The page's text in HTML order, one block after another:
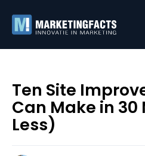
Ten Site
Can Make in
Less)